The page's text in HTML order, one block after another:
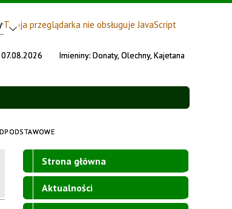
Twoja przeglądarka nie obsługuje JavaScript
Imieniny: Donaty, Olechny, Kajetana
Strona główna
Aktualności